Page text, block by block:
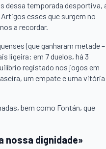
dessa temporada desportiva,
esses que surgem no
a recordar.
(que ganharam metade –
ligeira: em 7 duelos, há 3
registado nos jogos em
um empate e uma vitória
bem como Fontán, que
nossa dignidade»